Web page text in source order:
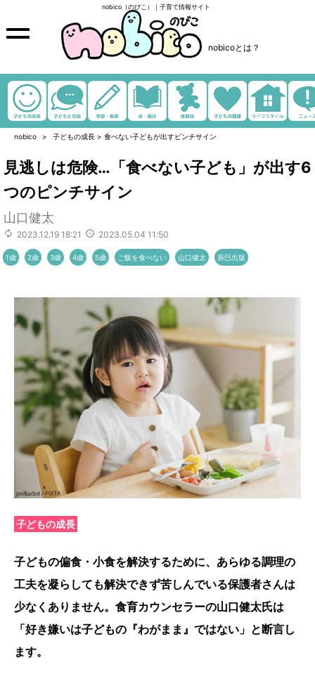
nobico（のびこ）｜子育て情報サイト
nobicoとは？
nobico 子どもの成長 > 食べない子どもが出すピンチサイン
見逃しは危険…「食べない子ども」が出す6
つのピンチサイン
山口健太
2023.12.19 18:21 2023.05.04 11:50
1歳 2歳 3歳 4歳 5歳 ご飯を食べない 山口健太 辰巳出版
子どもの成長
子どもの偏食・小食を解決するために、あらゆる調理の
工夫を凝らしても解決できず苦しんでいる保護者さんは
少なくありません。食育カウンセラーの山口健太氏は
「好き嫌いは子どもの『わがまま』ではない」と断言し
ます。